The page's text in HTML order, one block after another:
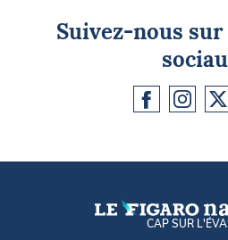
Suivez-nous
CAP SUR